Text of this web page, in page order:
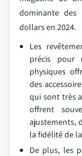
dominante des
dollars en 2024.
Les
précis pour
physiques
des
qui sont très
offrent
ajustements,
la fidélité de
De plus, les